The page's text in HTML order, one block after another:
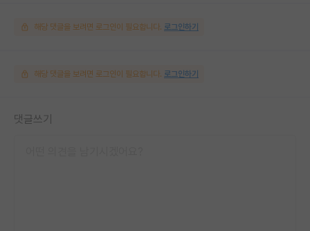
해당 댓글을 보려면 로그인이 필요합니다. 로그인하기
해당 댓글을 보려면 로그인이 필요합니다. 로그인하기
댓글쓰기